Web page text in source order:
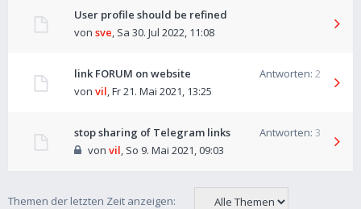
User profile should be refined
von sve, Sa 30. Jul 2022, 11:08
link FORUM on website Antworten: 2
von vil,Fr 21. Mai 2021, 13:25
stop sharing of Telegram links Antworten: 3
von vil, So 9. Mai 2021, 09:03
Themen der letzten Zeit anzeigen: